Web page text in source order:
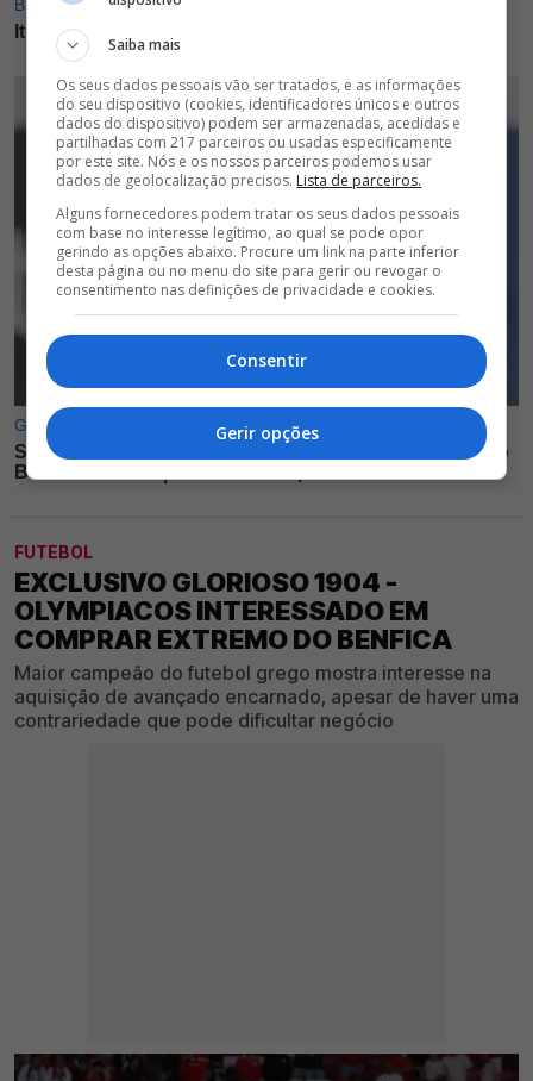
FUTEBOL
EXCLUSIVO GLORIOSO 1904 -
OLYMPIACOS INTERESSADO EM
COMPRAR EXTREMO DO BENFICA
Maior campeão do futebol grego mostra interesse na
aquisição de avançado encarnado, apesar de haver uma
contrariedade que pode dificultar negócio
Saiba mais
Os seus dados pessoais vão ser tratados, e as informações
do seu dispositivo (cookies, identificadores únicos e outros
dados do dispositivo) podem ser armazenadas, acedidas e
partilhadas com 217 parceiros ou usadas especificamente
por este site. Nós e os nossos parceiros podemos usar
dados de geolocalização precisos. Lista de parceiros.
Alguns fornecedores podem tratar os seus dados pessoais
com base no interesse legítimo, ao qual se pode opor
gerindo as opções abaixo. Procure um link na parte inferior
desta página ou no menu do site para gerir ou revogar o
consentimento nas definições de privacidade e cookies.
Consentir
Gerir opções